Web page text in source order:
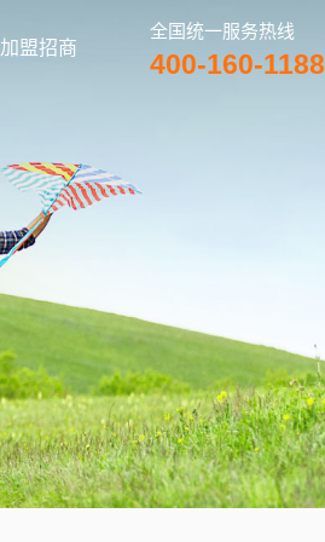
加盟招商
全国统一服务热线
400-160-1188